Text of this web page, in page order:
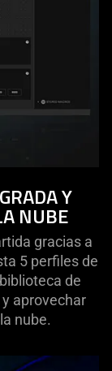
Y
NUBE
gracias a
5 perfiles de
de
aprovechar
nube.